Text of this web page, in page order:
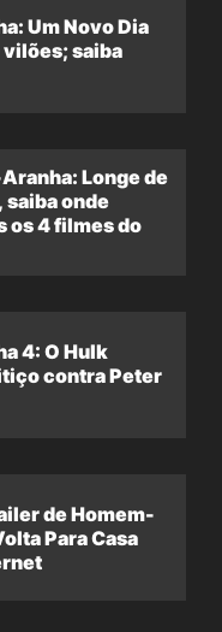
Um Novo Dia
saiba
Longe de
saiba onde
os 4 filmes do
4: O Hulk
contra Peter
de Homem-
Para Casa